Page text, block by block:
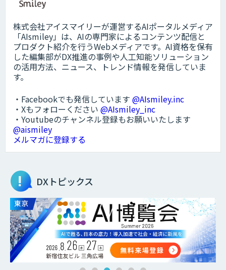
株式会社アイスマイリーが運営するAIポータルメディア
「AIsmiley」は、AIの専門家によるコンテンツ配信と
プロダクト紹介を行うWebメディアです。AI資格を保有
した編集部がDX推進の事例や人工知能ソリューション
の活用方法、ニュース、トレンド情報を発信していま
す。
・Facebookでも発信しています @AIsmiley.inc
・Xもフォローください @AIsmiley_inc
・Youtubeのチャンネル登録もお願いいたします
@aismiley
メルマガに登録する
DXトピックス